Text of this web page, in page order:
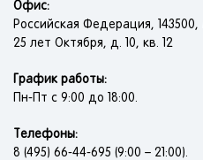
Офис:
Российская Федерация, 143500,
25 лет Октября, д. 10, кв. 12
График работы:
Пн-Пт с 9:00 до 18:00.
Телефоны:
8 (495) 66-44-695 (9:00 – 21:00).